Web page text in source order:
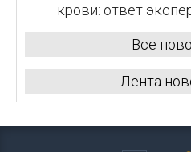
крови: ответ
Все
Лента